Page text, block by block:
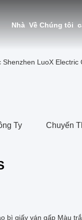
Nhà Về Chúng tôi
Shenzhen LuoX
Ty Chuyến
bì giấy ván gấp Màu